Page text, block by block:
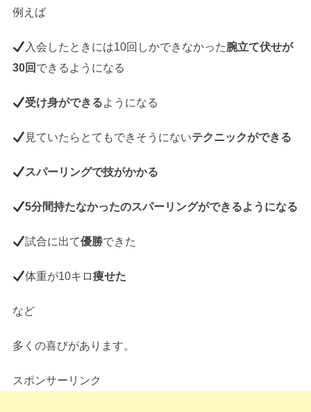
例えば
入会したときには10回しかできなかった腕立て伏せが
30回 できるようになる
受け身ができるようになる
見ていたらとてもできそうにないテクニックができる
スパーリングで技がかかる
5分間持たなかったのスパーリングができるようになる
試合に出て優勝できた
体重が10キロ痩せた
など
多くの喜びがあります。
スポンサーリンク